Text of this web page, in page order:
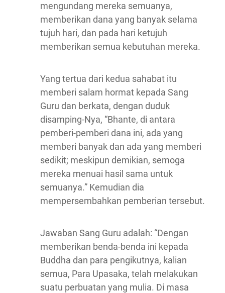
mengundang mereka semuanya,
memberikan dana yang banyak selama
tujuh hari, dan pada hari ketujuh
memberikan semua kebutuhan mereka.
Yang tertua dari kedua sahabat itu
memberi salam hormat kepada Sang
Guru dan berkata, dengan duduk
disamping-Nya, “Bhante, di antara
pemberi-pemberi dana ini, ada yang
memberi banyak dan ada yang memberi
sedikit; meskipun demikian, semoga
mereka menuai hasil sama untuk
semuanya.” Kemudian dia
mempersembahkan pemberian tersebut.
Jawaban Sang Guru adalah: “Dengan
memberikan benda-benda ini kepada
Buddha dan para pengikutnya, kalian
semua, Para Upasaka, telah melakukan
suatu perbuatan yang mulia. Di masa